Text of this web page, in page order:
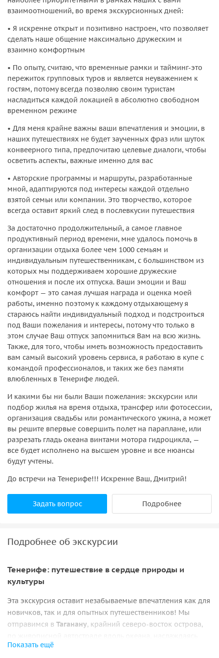
взаимоотношений, во время экскурсионных дней:
• Я искренне открыт и позитивно настроен, что позволяет
сделать наше общение максимально дружеским и
взаимно комфортным
• По опыту, считаю, что временные рамки и тайминг-это
пережиток групповых туров и является неуважением к
гостям, потому всегда позволяю своим туристам
насладиться каждой локацией в абсолютно свободном
временном режиме
• Для меня крайне важны ваши впечатления и эмоции, в
наших путешествиях не будет заученных фраз или шуток
конвеерного типа, предпочитаю целевые диалоги, чтобы
осветить аспекты, важные именно для вас
• Авторские программы и маршруты, разработанные
мной, адаптируются под интересы каждой отдельно
взятой семьи или компании. Это творчество, которое
всегда оставит яркий след в послевкусии путешествия
За достаточно продолжительный, а самое главное
продуктивный период времени, мне удалось помочь в
организации отдыха более чем 1000 семьям и
индивидуальным путешественникам, с большинством из
которых мы поддерживаем хорошие дружеские
отношения и после их отпуска. Ваши эмоции и Ваш
комфорт — это самая лучшая награда и оценка моей
работы, именно поэтому к каждому отдыхающему я
стараюсь найти индивидуальный подход и подстроиться
под Ваши пожелания и интересы, потому что только в
этом случае Ваш отпуск запомниться Вам на всю жизнь.
Также, для того, чтобы иметь возможность предоставить
вам самый высокий уровень сервиса, я работаю в купе с
командой профессионалов, и таких же без памяти
влюбленных в Тенерифе людей.
И какими бы ни были Ваши пожелания: экскурсии или
подбор жилья на время отдыха, трансфер или фотосессии,
организация свадьбы или романтического ужина, а может
вы решите впервые совершить полет на параплане, или
разрезать гладь океана винтами мотора гидроцикла, —
все будет исполнено на высшем уровне и все нюансы
будут учтены.
До встречи на Тенерифе!!! Искренне Ваш, Дмитрий!
Задать вопрос Подробнее
Подробнее об экскурсии
Тенерифе: путешествие в сердце природы и
культуры
Эта экскурсия оставит незабываемые впечатления как для
новичков, так и для опытных путешественников! Мы
отправимся в Таганану, крайний северо-восток острова,
видами на Атлантику
Показать ещё